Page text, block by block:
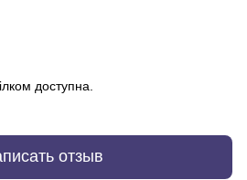
доступна.
отзыв